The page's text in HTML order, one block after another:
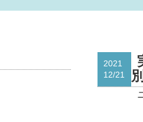
2021
12/21